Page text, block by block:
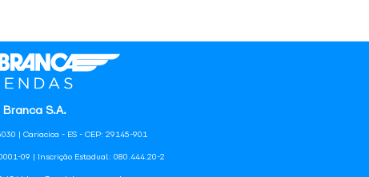
S.A.
| Cariacica - ES - CEP: 29145-901
09 | Inscrição Estadual: 080.444.20-2